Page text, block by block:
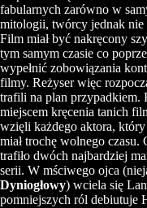
fabularnych zarówno w
mitologii, twórcy jednak
Film miał być nakręcony
tym samym czasie co
wypełnić zobowiązania
filmy. Reżyser więc
trafili na plan przypadkiem.
miejscem kręcenia tanich
wzięli każdego aktora,
miał trochę wolnego czasu.
trafiło dwóch najbardziej
serii. W mściwego ojca
Dyniogłowy) wciela się
pomniejszych ról debiutuje